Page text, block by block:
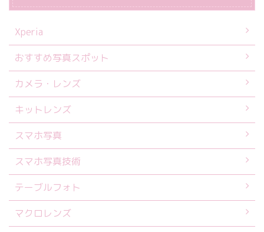
Xperia
おすすめ写真スポット
カメラ・レンズ
キットレンズ
スマホ写真
スマホ写真技術
テーブルフォト
マクロレンズ